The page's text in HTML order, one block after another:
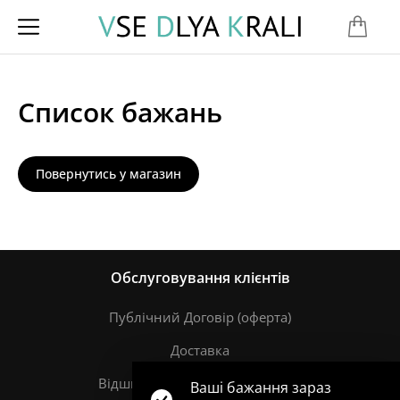
Список бажань
Ваші бажання зараз
Повернутись у магазин
Обслуговування клієнтів
Публічний Договір (оферта)
Доставка
Відшкодування та повернення